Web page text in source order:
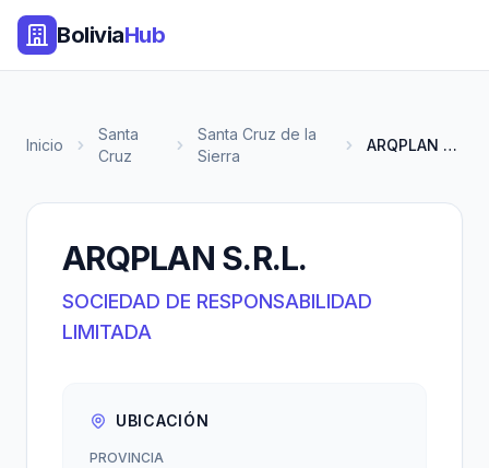
BoliviaHub
Inicio
Santa
Cruz
Santa Cruz de la
Sierra
ARQPLAN S.R.L.
ARQPLAN S.R.L.
SOCIEDAD DE RESPONSABILIDAD
LIMITADA
UBICACIÓN
PROVINCIA